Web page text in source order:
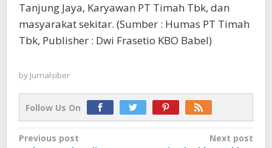
Tanjung Jaya, Karyawan PT Timah Tbk, dan
masyarakat sekitar. (Sumber : Humas PT Timah
Tbk, Publisher : Dwi Frasetio KBO Babel)
by Jurnalsiber
Follow Us On
Post
Previous post
Next post